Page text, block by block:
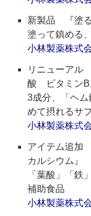
新製品 『塗
塗って鎮める
小林製薬株式
リニューア
酸 ビタミン
3成分、「ヘ
めて摂れるサ
小林製薬株式
アイテム追
カルシウム』
「葉酸」「鉄
補助食品
小林製薬株式